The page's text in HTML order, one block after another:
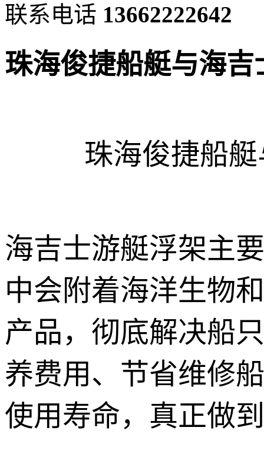
联系电话 13662222642
珠海俊捷船艇与海
珠海俊捷船
海吉士游艇浮架主
中会附着海洋生物
产品，彻底解决船
养费用、节省维修
使用寿命，真正做